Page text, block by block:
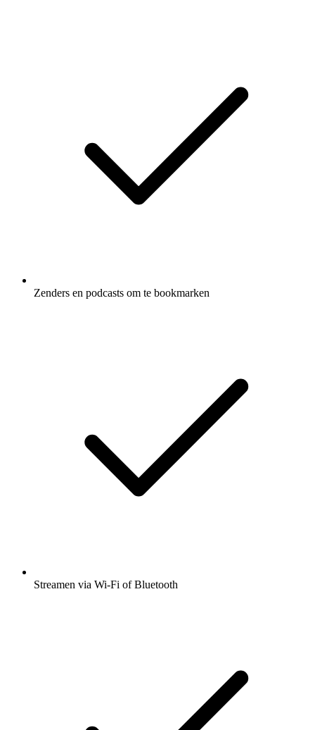
Zenders en podcasts om te bookmarken
Streamen via Wi-Fi of Bluetooth